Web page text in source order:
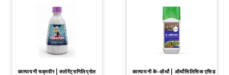
कात्यायनी चक्रवीर | क्लोरेंट्रानिलिप्रोल
कात्यायनी के-ऑर्थो | ऑर्थोसिलिसिक एसिड